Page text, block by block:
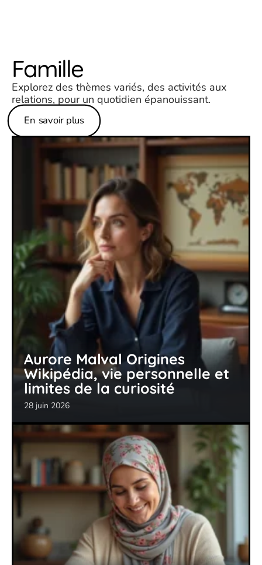
Famille
Explorez des thèmes variés, des activités aux
relations, pour un quotidien épanouissant.
En savoir plus
Aurore Malval Origines
Wikipédia, vie personnelle et
limites de la curiosité
28 juin 2026